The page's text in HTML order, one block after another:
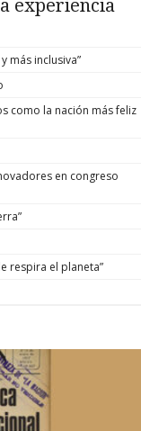
experiencia
más inclusiva”
como la nación más feliz
en congreso
respira el planeta”